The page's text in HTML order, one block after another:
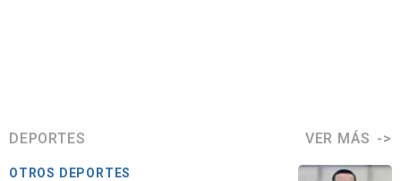
DEPORTES VER MÁS
OTROS DEPORTES